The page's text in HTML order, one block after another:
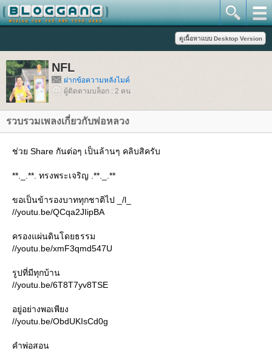
NFL
ฝากข้อความหลังไมค์
ผู้ติดตามบล็อก : 2 คน
รวบรวมเพลงเกี่ยวกับพ่อหลวง
ช่วย Share กันต่อๆ เป็นล้านๆ คลิบสิครับ
**._.**. ทรงพระเจริญ .**._.**
ขอเป็นข้ารองบาททุกชาติไป _/l_
//youtu.be/QCqa2JIipBA
ครองแผ่นดินโดยธรรม
//youtu.be/xmF3qmd547U
รูปที่มีทุกบ้าน
//youtu.be/6T8T7yv8TSE
อยู่อย่างพอเพียง
//youtu.be/ObdUKIsCd0g
คำพ่อสอน